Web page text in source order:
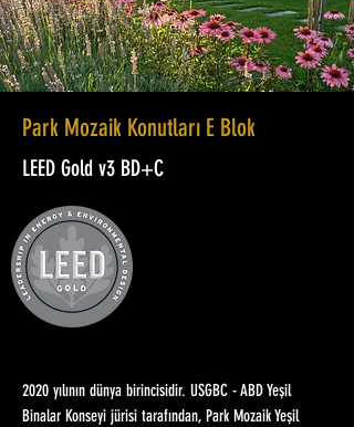
Park Mozaik Konutları E Blok
LEED Gold v3 BD+C
2020 yılının dünya birincisidir. USGBC - ABD Yeşil
Binalar Konseyi jürisi tarafından, Park Mozaik Yeşil